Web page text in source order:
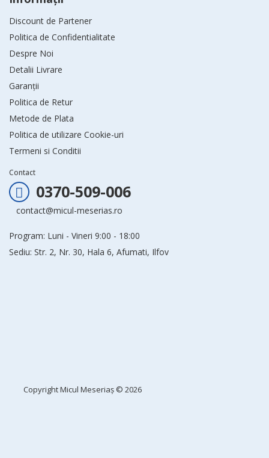
Discount de Partener
Politica de Confidentialitate
Despre Noi
Detalii Livrare
Garanții
Politica de Retur
Metode de Plata
Politica de utilizare Cookie-uri
Termeni si Conditii
Contact
0370-509-006
contact@micul-meserias.ro
Program: Luni - Vineri 9:00 - 18:00
Sediu: Str. 2, Nr. 30, Hala 6, Afumati, Ilfov
CopyrightMicul Meseriaș © 2026